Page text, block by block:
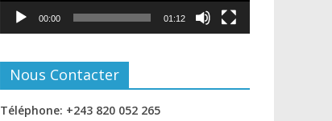
00:00 01:12
Nous Contacter
Téléphone: +243 820 052 265